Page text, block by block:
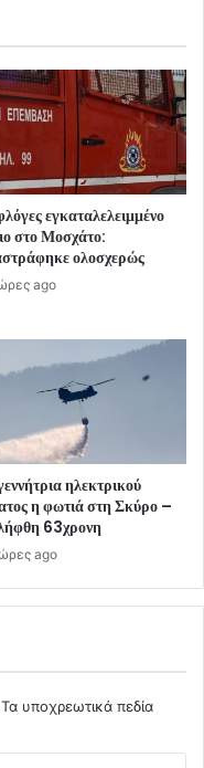
εγκαταλελειμμένο
στο Μοσχάτο:
ολοσχερώς
ago
ηλεκτρικού
η φωτιά στη Σκύρο –
63χρονη
ago
Τα υποχρεωτικά πεδία